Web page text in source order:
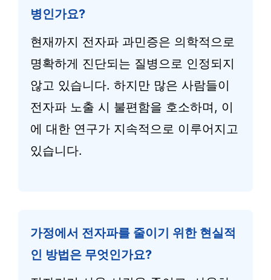
병인가요?
현재까지 전자파 과민증은 의학적으로
명확하게 진단되는 질병으로 인정되지
않고 있습니다. 하지만 많은 사람들이
전자파 노출 시 불편함을 호소하며, 이
에 대한 연구가 지속적으로 이루어지고
있습니다.
가정에서 전자파를 줄이기 위한 현실적
인 방법은 무엇인가요?